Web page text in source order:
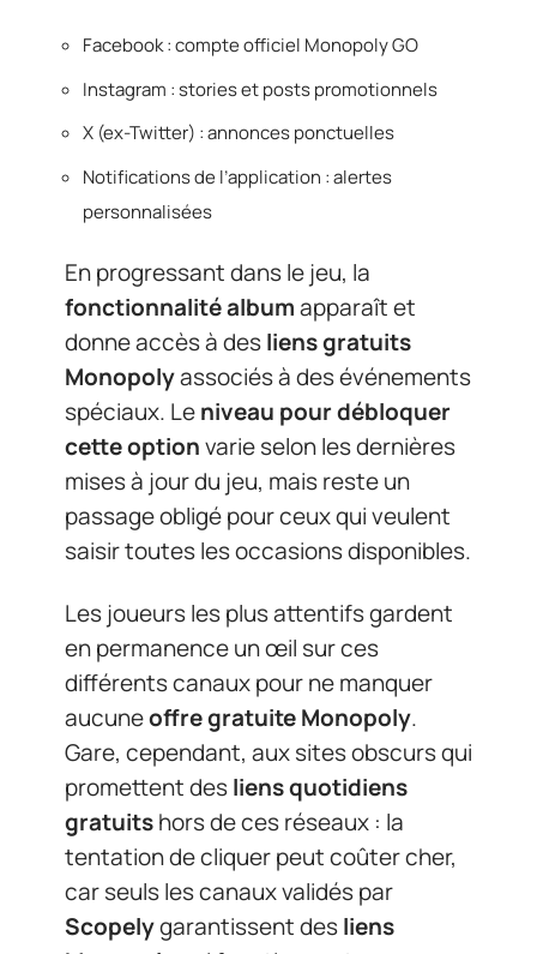
Facebook : compte officiel Monopoly GO
Instagram : stories et posts promotionnels
X (ex-Twitter) : annonces ponctuelles
Notifications de l’application : alertes
personnalisées
En progressant dans le jeu, la
fonctionnalité albumapparaît et
donne accès à desliens gratuits
Monopolyassociés à des événements
spéciaux. Leniveau pour débloquer
cette optionvarie selon les dernières
mises à jour du jeu, mais reste un
passage obligé pour ceux qui veulent
saisir toutes les occasions disponibles.
Les joueurs les plus attentifs gardent
en permanence un œil sur ces
différents canaux pour ne manquer
aucuneoffre gratuite Monopoly.
Gare, cependant, aux sites obscurs qui
promettent desliens quotidiens
gratuitshors de ces réseaux : la
tentation de cliquer peut coûter cher,
car seuls les canaux validés par
Scopelygarantissent desliens